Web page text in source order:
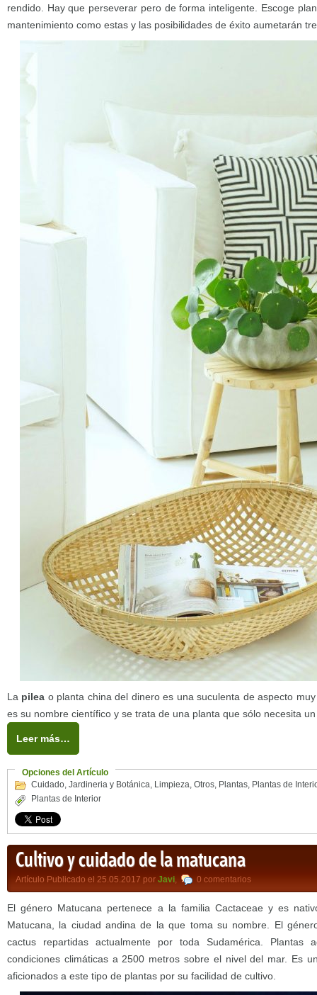
rendido. Hay que perseverar pero de forma inteligente. Escoge
mantenimiento como estas y las posibilidades de éxito aumetarán
La pilea o planta china del dinero es una suculenta de aspecto
es su nombre científico y se trata de una planta que sólo necesita
Leer más…
Opciones del Artículo
Cuidado, Jardineria y Botánica, Limpieza, Otros, Plantas, Plantas de
Plantas de Interior
Cultivo y cuidado de la matucana
Artículo Publicado el 25.05.2017 por Javi, 0 comentarios
El género Matucana pertenece a la familia Cactaceae y es
Matucana, la ciudad andina de la que toma su nombre. El
cactus repartidas actualmente por toda Sudamérica. Plantas
condiciones climáticas a 2500 metros sobre el nivel del mar. Es
aficionados a este tipo de plantas por su facilidad de cultivo.